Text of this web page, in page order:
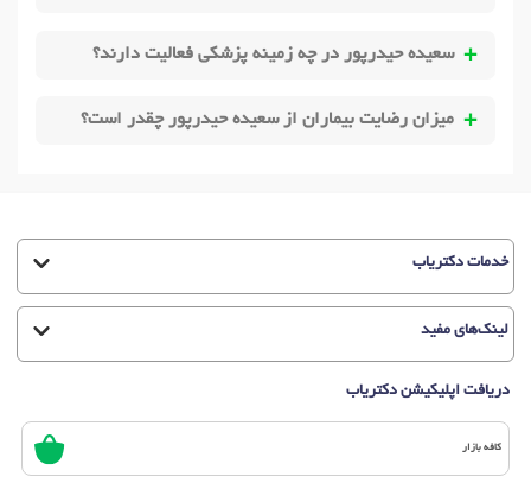
سعیده حیدرپور در چه زمینه پزشکی فعالیت دارند؟
میزان رضایت بیماران از سعیده حیدرپور چقدر است؟
خدمات دکتریاب
لینک‌های مفید
دریافت اپلیکیشن دکتریاب
کافه بازار